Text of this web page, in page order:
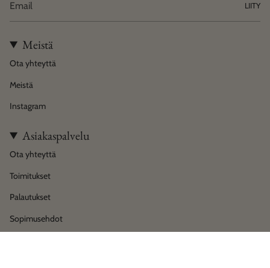
LIITY
Meistä
Ota yhteyttä
Meistä
Instagram
Asiakaspalvelu
Ota yhteyttä
Toimitukset
Palautukset
Sopimusehdot